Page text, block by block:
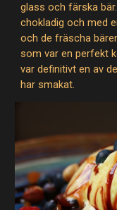
glass och färska
chokladig och med
och de fräscha
som var en perfekt
var definitivt en av
har smakat.